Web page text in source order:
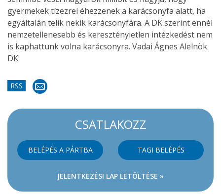
gyermekek tízezrei éhezzenek a karácsonyfa alatt, ha
egyáltalán telik nekik karácsonyfára. A DK szerint ennél
nemzetellenesebb és keresztényietlen intézkedést nem
is kaphattunk volna karácsonyra. Vadai Ágnes Alelnök
DK
RSS
CSATLAKOZZ
BELÉPÉS A PÁRTBA TAGI BELÉPÉS
JELENTKEZÉSI LAP LETÖLTÉSE »